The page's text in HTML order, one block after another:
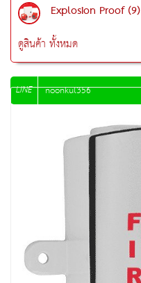
Explosion Proof (9)
ดูสินค้า ทั้งหมด
LINE noonkul356